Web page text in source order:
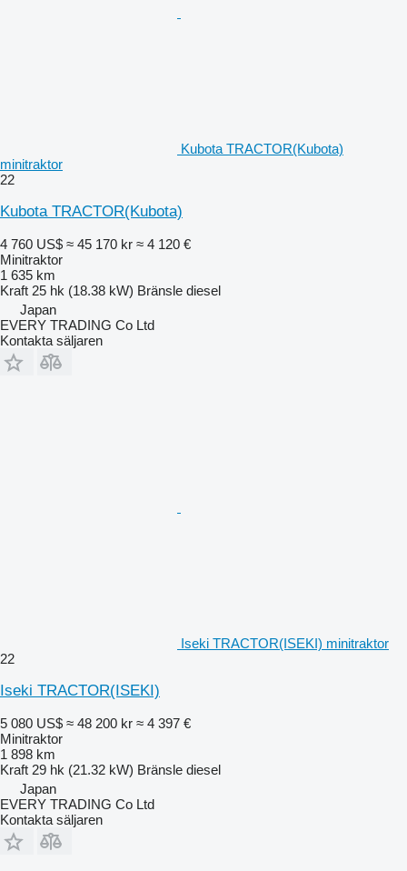
Kubota TRACTOR(Kubota)
minitraktor
22
Kubota TRACTOR(Kubota)
4 760 US$ ≈ 45 170 kr ≈ 4 120 €
Minitraktor
1 635 km
Kraft 25 hk (18.38 kW) Bränsle diesel
Japan
EVERY TRADING Co Ltd
Kontakta säljaren
Iseki TRACTOR(ISEKI) minitraktor
22
Iseki TRACTOR(ISEKI)
5 080 US$ ≈ 48 200 kr ≈ 4 397 €
Minitraktor
1 898 km
Kraft 29 hk (21.32 kW) Bränsle diesel
Japan
EVERY TRADING Co Ltd
Kontakta säljaren